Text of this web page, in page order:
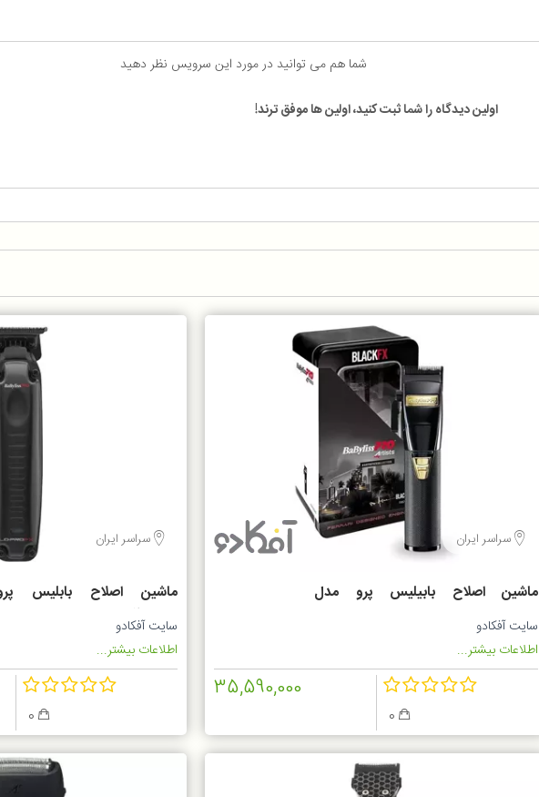
شما هم می توانید در مورد این سرویس نظر دهید
اولین دیدگاه را شما ثبت کنید، اولین ها موفق ترند!
سراسر ایران
ماشین اصلاح بابیلیس پرو مدل
FX8700BKSDE
سایت آفکادو
اطلاعات بیشتر...
35,590,000
سراسر ایران
ماشین اصلاح بابلیس
FX726SDE
سایت آفکادو
اطلاعات بیشتر...